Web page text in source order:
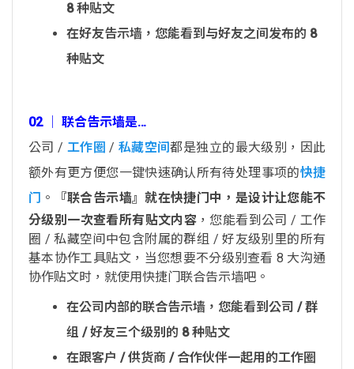
8 种贴文
在好友告示墙，您能看到与好友之间发布的 8
种贴文
02 │ 联合告示墙是…
公司 / 工作圈 / 私藏空间都是独立的最大级别，因此
额外有更方便您一键快速确认所有待处理事项的快捷
门 。
『联合告示墙』就在快捷门中，是设计让您能不
分级别一次查看所有贴文内容 ，您能看到公司 / 工作
圈 / 私藏空间中包含附属的群组 / 好友级别里的所有
基本协作工具贴文，当您想要不分级别查看 8 大沟通
协作贴文时，就使用快捷门联合告示墙吧。
在公司内部的联合告示墙，您能看到公司 / 群
组 / 好友三个级别的 8 种贴文
在跟客户 / 供货商 / 合作伙伴一起用的工作圈